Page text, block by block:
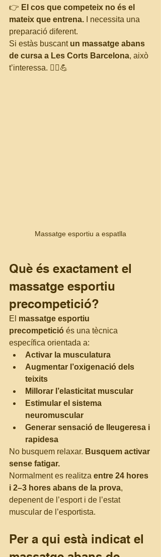
👉 El cos que competeix no és el
mateix que entrena. I necessita una
preparació diferent.
Si estàs buscant un massatge abans
de cursa a Les Corts Barcelona, això
t’interessa. 🏃‍♂️💪
Massatge esportiu a espatlla
Què és exactament el
massatge esportiu
precompetició?
El massatge esportiu
precompetició és una tècnica
específica orientada a:
Activar la musculatura
Augmentar l’oxigenació dels
teixits
Millorar l’elasticitat muscular
Estimular el sistema
neuromuscular
Generar sensació de lleugeresa i
rapidesa
No busquem relaxar. Busquem activar
sense fatigar.
Normalment es realitza entre 24 hores
i 2–3 hores abans de la prova,
depenent de l’esport i de l’estat
muscular de l’esportista.
Per a qui està indicat el